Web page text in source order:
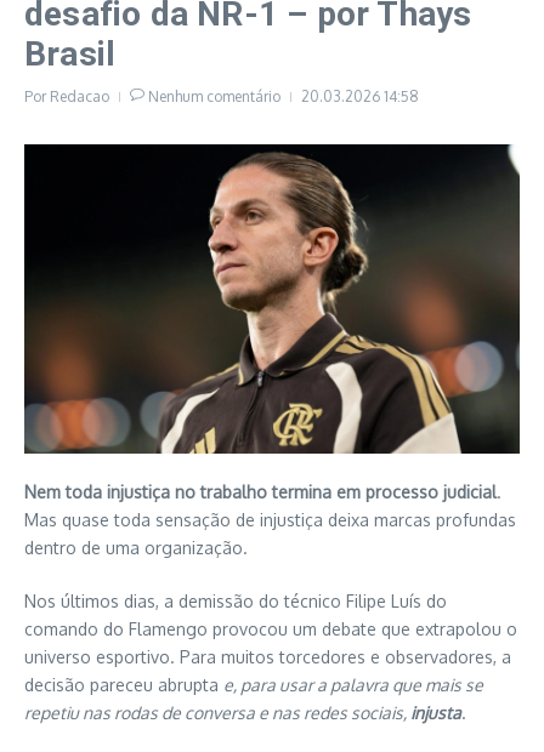
desafio da NR-1 – por Thays
Brasil
Por Redacao Nenhum comentário 20.03.2026 14:58
Nem toda injustiça no trabalho termina em processo judicial.
Mas quase toda sensação de injustiça deixa marcas profundas
dentro de uma organização.
Nos últimos dias, a demissão do técnico Filipe Luís do
comando do Flamengo provocou um debate que extrapolou o
universo esportivo. Para muitos torcedores e observadores, a
decisão pareceu abrupta e, para usar a palavra que mais se
repetiu nas rodas de conversa e nas redes sociais, injusta.